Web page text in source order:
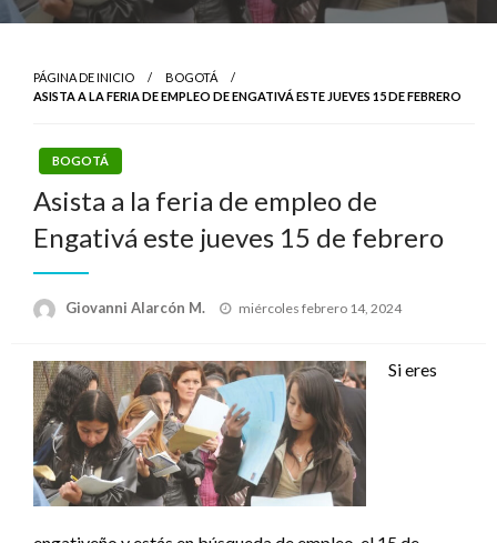
PÁGINA DE INICIO
BOGOTÁ
ASISTA A LA FERIA DE EMPLEO DE ENGATIVÁ ESTE JUEVES 15 DE FEBRERO
BOGOTÁ
Asista a la feria de empleo de
Engativá este jueves 15 de febrero
Giovanni Alarcón M.
Publicado
miércoles febrero 14, 2024
Si eres